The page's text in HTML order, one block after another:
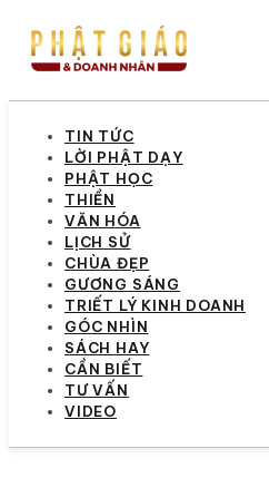
TIN TỨC
LỜI PHẬT DẠY
PHẬT HỌC
THIỀN
VĂN HÓA
LỊCH SỬ
CHÙA ĐẸP
GƯƠNG SÁNG
TRIẾT LÝ KINH DOANH
GÓC NHÌN
SÁCH HAY
CẦN BIẾT
TƯ VẤN
VIDEO